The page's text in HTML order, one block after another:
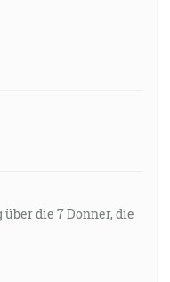
die 7 Donner, die